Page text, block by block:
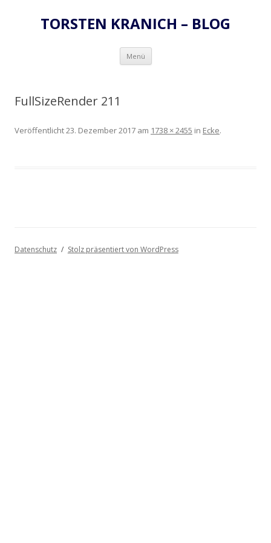
TORSTEN KRANICH – BLOG
Menü Zum
springen
FullSizeRender 211
Veröffentlicht23. Dezember 2017 am 1738 × 2455 in Ecke.
Datenschutz Stolz präsentiert von WordPress